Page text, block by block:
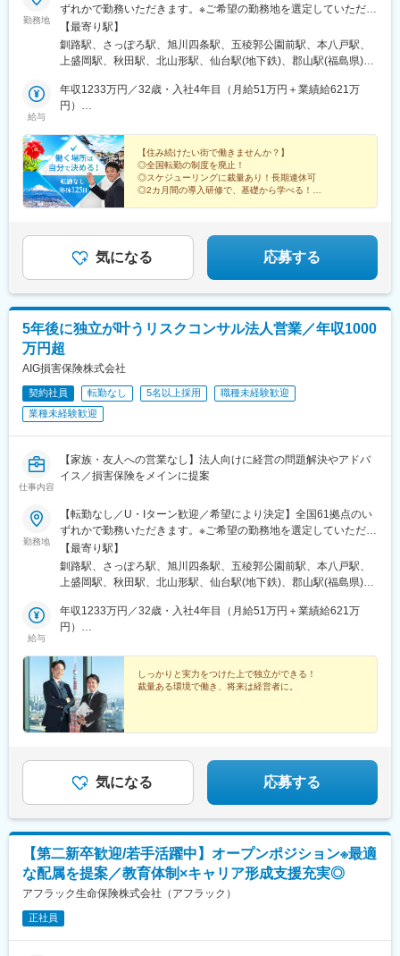
勤務地
ずれかで勤務いただきます。※ご希望の勤務地を選定していただけ
ます。※現住所と希望勤務地が異なる場合、面接は現住所の近くで
行うことも可能です。★受動喫煙対策：敷地内喫煙可能場所あり
（勤務先に応じて変動の可能性あり）
【最寄り駅】
釧路駅、さっぽろ駅、旭川四条駅、五稜郭公園前駅、本八戸駅、
上盛岡駅、秋田駅、北山形駅、仙台駅(地下鉄)、郡山駅(福島県)、
水戸駅、つくば駅、東武宇都宮駅、前橋駅、大宮駅(埼玉県)、海浜
幕張駅、甲府駅、松本駅、新潟駅、インテック本社前駅、北鉄金
駅、豊橋公園前駅、津新町駅、大阪梅田駅(阪急線)、大阪阿部野橋
駅、草津駅(滋賀県)、丹波口駅、三宮駅(神戸新交通)、姫路駅、新
大宮駅、和歌山駅、東中央町駅、紙屋町東駅、徳山駅、鳥取駅、
松江駅、片原町駅(香川県)、蓮池町通駅、阿波富田駅、市役所前駅
(愛媛県)、赤坂駅(福岡県)、平和通駅、西鉄久留米駅、佐賀駅、桜
駅(沖縄県)、札幌駅、中央病院前駅、あおば通駅、六本木一丁目
駅、京王八王子駅、金手駅、西松本駅、富山駅北駅、仁愛女子高
校駅、上前津駅、新静岡駅、新浜松駅、札木駅、大阪駅、天王寺
駅、旦過駅、市役所駅(長崎県)、水道町駅、加治屋町駅、旭橋駅、
大通駅、千代台駅、青葉通一番町駅、麻布十番駅、富山駅、福井
駅、第一通り駅、東八町駅、梅田駅(地下鉄)、天王寺駅、三ノ宮
駅、清輝橋駅、県庁前駅(広島県)、高松駅(香川県)、はりまや橋
甲東中学校前駅、美栄橋駅
給与
年収1233万円／32歳・入社4年目（月給51万円＋業績給621万
円）
【住み続けたい街で働きませんか？】
◎全国転勤の制度を廃止！
◎スケジューリングに裁量あり！長期連休可
◎2カ月間の導入研修で、基礎から学べる！
気になる 応募する
5年後に独立が叶うリスクコンサル法人営業／年収1000
万円超
AIG損害保険株式会社
契約社員 転勤なし 5名以上採用
職種未経験歓迎
業種未経験歓迎
仕事内容
【家族・友人への営業なし】法人向けに経営の問題解決やアドバ
イス／損害保険をメインに提案
勤務地
【転勤なし／U・Iターン歓迎／希望により決定】全国61拠点のい
ずれかで勤務いただきます。※ご希望の勤務地を選定していただけ
ます。※現住所と希望勤務地が異なる場合、面接は現住所の近くで
行うことも可能です。★受動喫煙対策：敷地内喫煙可能場所あり
（勤務先に応じて変動の可能性あり）
【最寄り駅】
釧路駅、さっぽろ駅、旭川四条駅、五稜郭公園前駅、本八戸駅、
上盛岡駅、秋田駅、北山形駅、仙台駅(地下鉄)、郡山駅(福島県)、
水戸駅、つくば駅、東武宇都宮駅、前橋駅、大宮駅(埼玉県)、海浜
幕張駅、甲府駅、松本駅、新潟駅、インテック本社前駅、北鉄金
駅、豊橋公園前駅、津新町駅、大阪梅田駅(阪急線)、大阪阿部野橋
駅、草津駅(滋賀県)、丹波口駅、三宮駅(神戸新交通)、姫路駅、新
大宮駅、和歌山駅、東中央町駅、紙屋町東駅、徳山駅、鳥取駅、
松江駅、片原町駅(香川県)、蓮池町通駅、阿波富田駅、市役所前駅
(愛媛県)、赤坂駅(福岡県)、平和通駅、西鉄久留米駅、佐賀駅、桜
駅(沖縄県)、札幌駅、中央病院前駅、あおば通駅、六本木一丁目
駅、京王八王子駅、金手駅、西松本駅、富山駅北駅、仁愛女子高
校駅、上前津駅、新静岡駅、新浜松駅、札木駅、大阪駅、天王寺
駅前駅、四条大宮駅、神戸三宮駅(阪神)、山陽姫路駅、大雲寺前
駅、立町駅、高松築港駅、高知橋駅、県庁前駅(愛媛県)、西鉄福岡
駅、旦過駅、市役所駅(長崎県)、水道町駅、加治屋町駅、旭橋駅、
大通駅、千代台駅、青葉通一番町駅、麻布十番駅、富山駅、福井
駅、第一通り駅、東八町駅、梅田駅(地下鉄)、天王寺駅、三ノ宮
駅、清輝橋駅、県庁前駅(広島県)、高松駅(香川県)、はりまや橋
給与
年収1233万円／32歳・入社4年目（月給51万円＋業績給621万
円）
しっかりと実力をつけた上で独立ができる！
裁量ある環境で働き、将来は経営者に。
気になる 応募する
【第二新卒歓迎/若手活躍中】オープンポジション※最適
な配属を提案／教育体制×キャリア形成支援充実◎
アフラック生命保険株式会社（アフラック）
正社員